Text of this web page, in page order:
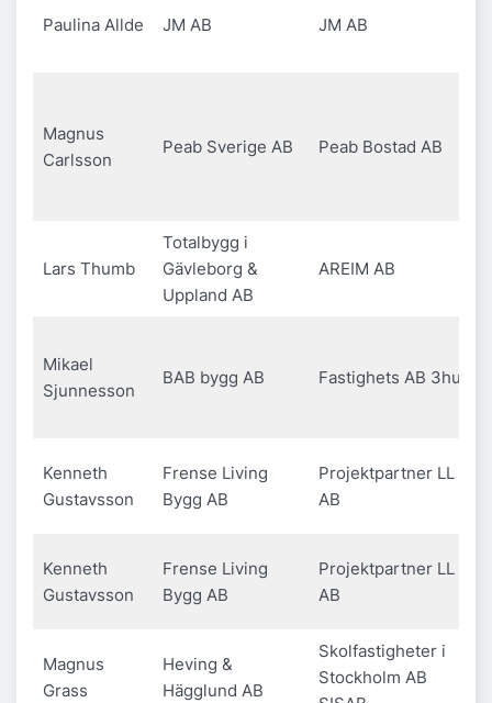
Paulina Allde JM AB JM AB
Magnus
Carlsson
Peab Sverige AB Peab Bostad AB
Lars Thumb
Totalbygg i
Gävleborg &
Uppland AB
AREIM AB
Mikael
Sjunnesson
BAB bygg AB Fastighets AB 3hus
Kenneth
Gustavsson
Frense Living
Bygg AB
Projektpartner LL
AB
Kenneth
Gustavsson
Frense Living
Bygg AB
Projektpartner LL
AB
Magnus
Grass
Heving &
Hägglund AB
Skolfastigheter i
Stockholm AB